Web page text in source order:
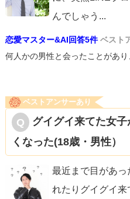
んでしゃう ...
恋愛マスター&AI回答5件 ベスト
何人かの男性と会ったことがあり
ベストアンサーあり
グイグイ来てた女
くなった(18歳・男性）
最近まで目があっ
れたりグイグイ来